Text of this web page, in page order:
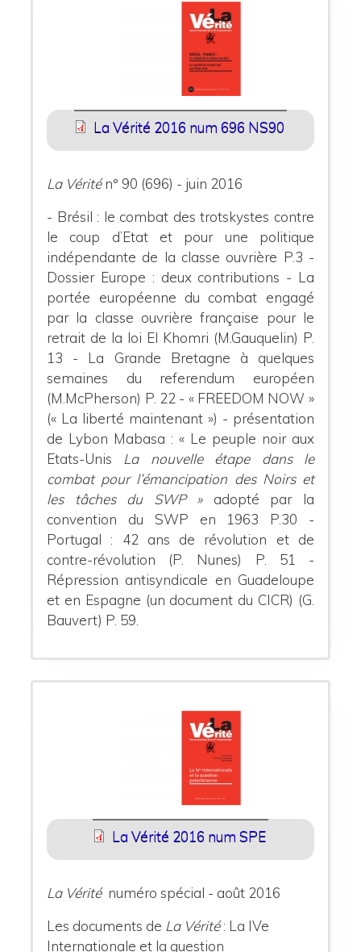
La Vérité 2016 num 696 NS90
La Véritén° 90 (696) - juin 2016
- Brésil : le combat des trotskystes contre
le coup d’Etat et pour une politique
indépendante de la classe ouvrière P.3 -
Dossier Europe : deux contributions - La
portée européenne du combat engagé
par la classe ouvrière française pour le
retrait de la loi El Khomri (M.Gauquelin) P.
13 - La Grande Bretagne à quelques
semaines du referendum européen
(M.McPherson) P. 22- « FREEDOM NOW »
(« La liberté maintenant ») - présentation
de Lybon Mabasa : « Le peuple noir aux
Etats-Unis La nouvelle étape dans le
combat pour l’émancipation des Noirs et
les tâches du SWP » adopté par la
convention du SWP en 1963 P.30 -
Portugal : 42 ans de révolution et de
contre-révolution (P. Nunes) P. 51 -
Répression antisyndicale en Guadeloupe
et en Espagne (un document du CICR) (G.
Bauvert) P. 59.
La Vérité 2016 num SPE
La Vérité numéro spécial - août 2016
Les documents de La Vérité: La IVe
Internationale et la question